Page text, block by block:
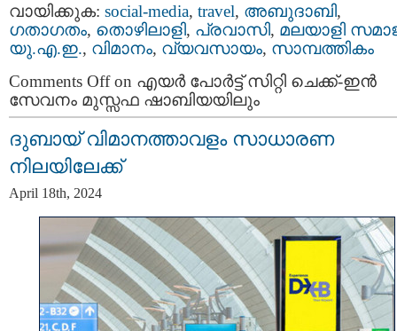
വായിക്കുക: social-media, travel, അബുദാബി,
ഗതാഗതം, തൊഴിലാളി, പ്രവാസി, മലയാളി
യു.എ.ഇ., വിമാനം, വ്യവസായം, സാമ്പത്തികം
Comments Offon എയർ പോർട്ട് സിറ്റി ചെക്ക്-ഇന്‍
സേവനം മുസ്സഫ ഷാബിയയിലും
ദുബായ് വിമാനത്താവളം സാധാരണ
നിലയിലേക്ക്
April 18th, 2024